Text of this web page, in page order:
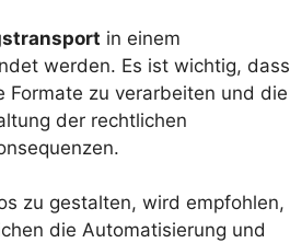
in einem
werden. Es ist wichtig, dass
Formate zu verarbeiten und die
der rechtlichen
zu gestalten, wird empfohlen,
die Automatisierung und